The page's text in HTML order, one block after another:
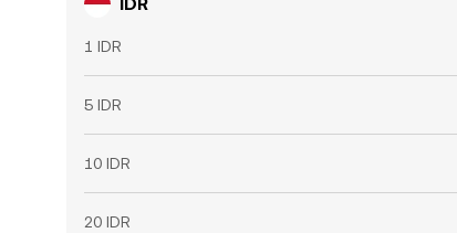
1 IDR
5 IDR
10 IDR
20 IDR